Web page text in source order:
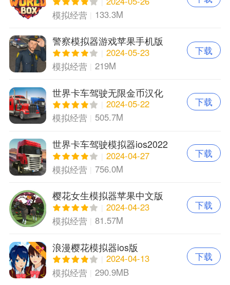
模拟经营
133.3M
警察模拟器游戏苹果手机版
2024-05-23
模拟经营
219M
下载
世界卡车驾驶无限金币汉化
版新版本苹果版2024-05-22
模拟经营
505.7M
下载
世界卡车驾驶模拟器ios2022
版本
2024-04-27
模拟经营
756.0M
下载
樱花女生模拟器苹果中文版
2024-04-23
模拟经营
81.57M
下载
浪漫樱花模拟器ios版
2024-04-13
模拟经营
290.9MB
下载